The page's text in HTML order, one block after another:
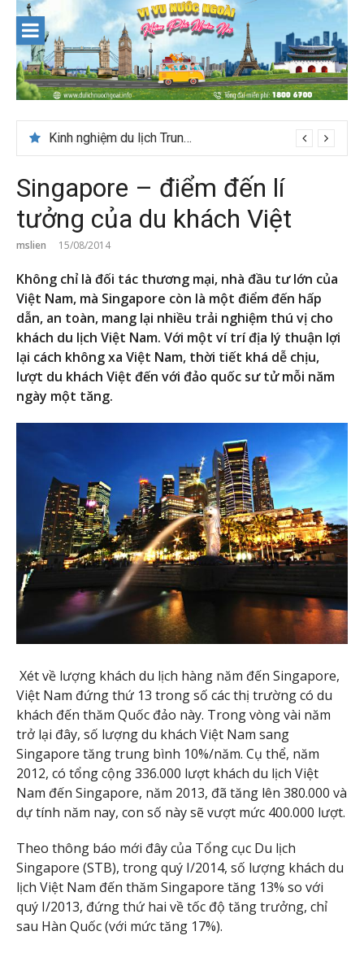
content
Du lịch Maldives – Lần đầu nên đi đâu, chơi gì?
Singapore – điểm đến lí
tưởng của du khách Việt
mslien 15/08/2014
Không chỉ là đối tác thương mại, nhà đầu tư lớn của
Việt Nam, mà Singapore còn là một điểm đến hấp
dẫn, an toàn, mang lại nhiều trải nghiệm thú vị cho
khách du lịch Việt Nam. Với một ví trí địa lý thuận lợi
lại cách không xa Việt Nam, thời tiết khá dễ chịu,
lượt du khách Việt đến với đảo quốc sư tử mỗi năm
ngày một tăng.
Xét về lượng khách du lịch hàng năm đến Singapore,
Việt Nam đứng thứ 13 trong số các thị trường có du
khách đến thăm Quốc đảo này. Trong vòng vài năm
trở lại đây, số lượng du khách Việt Nam sang
Singapore tăng trung bình 10%/năm. Cụ thể, năm
2012, có tổng cộng 336.000 lượt khách du lịch Việt
Nam đến Singapore, năm 2013, đã tăng lên 380.000 và
dự tính năm nay, con số này sẽ vượt mức 400.000 lượt.
Theo thông báo mới đây của Tổng cục Du lịch
Singapore (STB), trong quý I/2014, số lượng khách du
lịch Việt Nam đến thăm Singapore tăng 13% so với
quý I/2013, đứng thứ hai về tốc độ tăng trưởng, chỉ
sau Hàn Quốc (với mức tăng 17%).